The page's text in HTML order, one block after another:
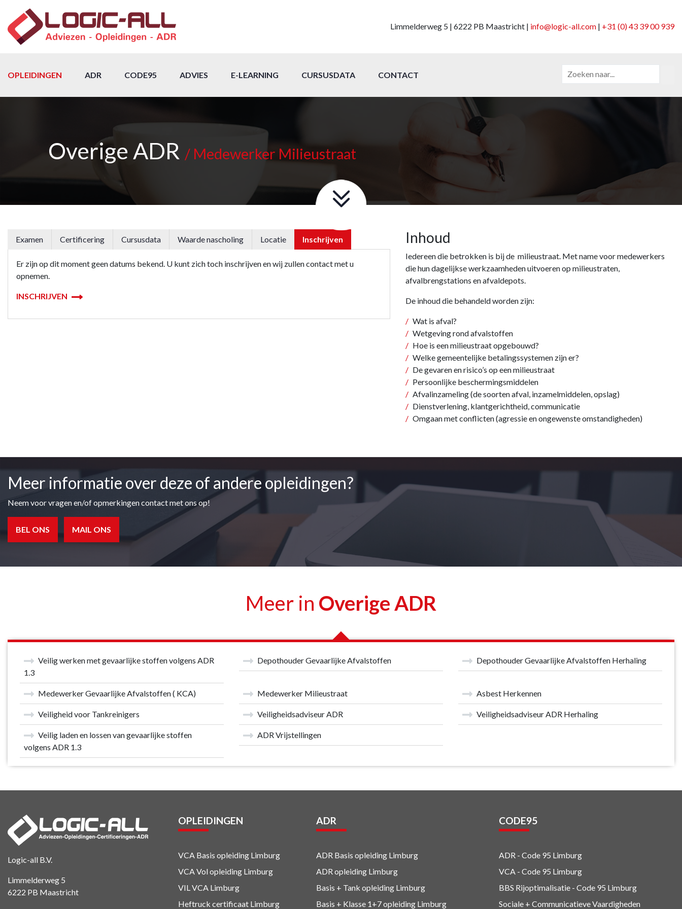
Limmelderweg 5 | 6222 PB Maastricht | info@logic-all.com | +31 (0) 43 39 00 939
OPLEIDINGEN ADR CODE95 ADVIES E-LEARNING CURSUSDATA CONTACT
Overige ADR / Medewerker Milieustraat
Examen Certificering Cursusdata Waarde nascholing Locatie Inschrijven
Er zijn op dit moment geen datums bekend. U kunt zich toch inschrijven en wij zullen contact met u
opnemen.
INSCHRIJVEN
Inhoud
Iedereen die betrokken is bij de milieustraat. Met name voor medewerkers
die hun dagelijkse werkzaamheden uitvoeren op milieustraten,
afvalbrengstations en afvaldepots.
De inhoud die behandeld worden zijn:
Wat is afval?
Wetgeving rond afvalstoffen
Hoe is een milieustraat opgebouwd?
Welke gemeentelijke betalingssystemen zijn er?
De gevaren en risico’s op een milieustraat
Persoonlijke beschermingsmiddelen
Afvalinzameling (de soorten afval, inzamelmiddelen, opslag)
Dienstverlening, klantgerichtheid, communicatie
Omgaan met conflicten (agressie en ongewenste omstandigheden)
Meer informatie over deze of andere opleidingen?
Neem voor vragen en/of opmerkingen contact met ons op!
BEL ONS MAIL ONS
Meer in Overige ADR
Veilig werken met gevaarlijke stoffen volgens ADR
1.3
Depothouder Gevaarlijke Afvalstoffen Depothouder Gevaarlijke Afvalstoffen Herhaling
Medewerker Gevaarlijke Afvalstoffen ( KCA) Medewerker Milieustraat Asbest Herkennen
Veiligheid voor Tankreinigers Veiligheidsadviseur ADR Veiligheidsadviseur ADR Herhaling
Veilig laden en lossen van gevaarlijke stoffen
volgens ADR 1.3
ADR Vrijstellingen
Logic-all B.V.
Limmelderweg 5
6222 PB Maastricht
OPLEIDINGEN
VCA Basis opleiding Limburg
VCA Vol opleiding Limburg
VIL VCA Limburg
Heftruck certificaat Limburg
ADR
ADR Basis opleiding Limburg
ADR opleiding Limburg
Basis + Tank opleiding Limburg
Basis + Klasse 1+7opleiding Limburg
CODE95
ADR - Code 95 Limburg
VCA - Code 95 Limburg
BBS Rijoptimalisatie - Code 95 Limburg
Sociale + Communicatieve Vaardigheden